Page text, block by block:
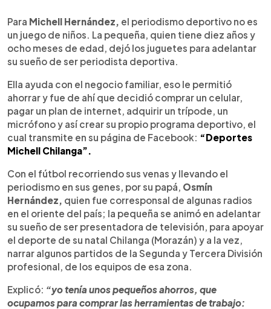
► Escuchar artículo
Para Michell Hernández, el periodismo deportivo no es
un juego de niños. La pequeña, quien tiene diez años y
ocho meses de edad, dejó los juguetes para adelantar
su sueño de ser periodista deportiva.
Ella ayuda con el negocio familiar, eso le permitió
ahorrar y fue de ahí que decidió comprar un celular,
pagar un plan de internet, adquirir un trípode, un
micrófono y así crear su propio programa deportivo, el
cual transmite en su página de Facebook: “Deportes
Michell Chilanga”.
Con el fútbol recorriendo sus venas y llevando el
periodismo en sus genes, por su papá, Osmín
Hernández, quien fue corresponsal de algunas radios
en el oriente del país; la pequeña se animó en adelantar
su sueño de ser presentadora de televisión, para apoyar
el deporte de su natal Chilanga (Morazán) y a la vez,
narrar algunos partidos de la Segunda y Tercera División
profesional, de los equipos de esa zona.
Explicó: “yo tenía unos pequeños ahorros, que
ocupamos para comprar las herramientas de trabajo: